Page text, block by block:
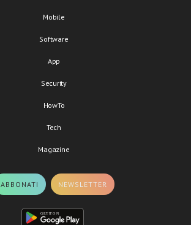
Mobile
Software
App
Security
HowTo
Tech
Magazine
ABBONATI NEWSLETTER